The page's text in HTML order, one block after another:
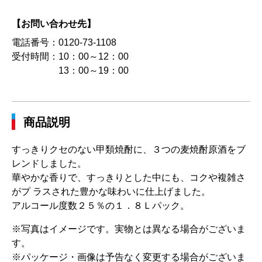
【お問い合わせ先】
電話番号： 0120-73-1108
受付時間： 10：00～12：00
13：00～19：00
商品説明
すっきりクセのない甲類焼酎に、３つの麦焼酎原酒をブ
レンドしました。
華やかな香りで、すっきりとした中にも、コクや複雑さ
がプ ラスされた豊かな味わいに仕上げました。
アルコール度数２５％の１．８Ｌパック。
※写真はイメージです。実物とは異なる場合がございま
す。
※パッケージ・画像は予告なく変更する場合がございま